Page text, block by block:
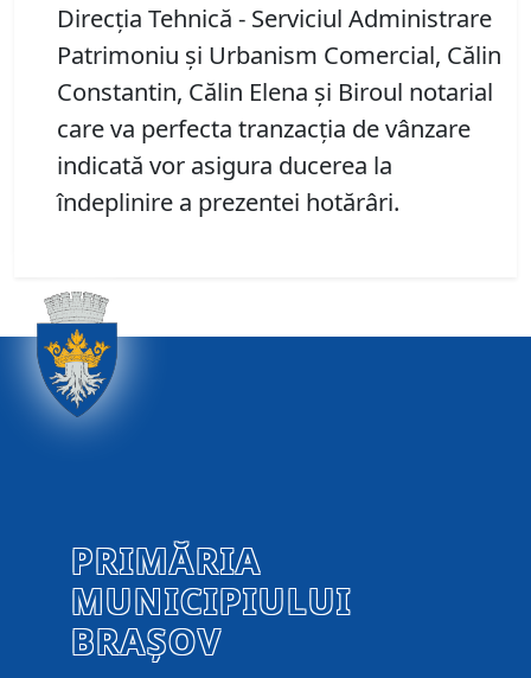
Direcţia Tehnică - Serviciul Administrare
Patrimoniu şi Urbanism Comercial, Călin
Constantin, Călin Elena și Biroul notarial
care va perfecta tranzacția de vânzare
indicată vor asigura ducerea la
îndeplinire a prezentei hotărâri.
PRIMĂRIA
MUNICIPIULUI
BRAȘOV